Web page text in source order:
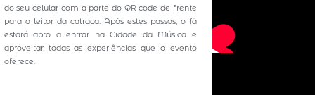
do seu celular com a parte do QR code de frente
para o leitor da catraca. Após estes passos, o fã
estará apto a entrar na Cidade da Música e
aproveitar todas as experiências que o evento
oferece.